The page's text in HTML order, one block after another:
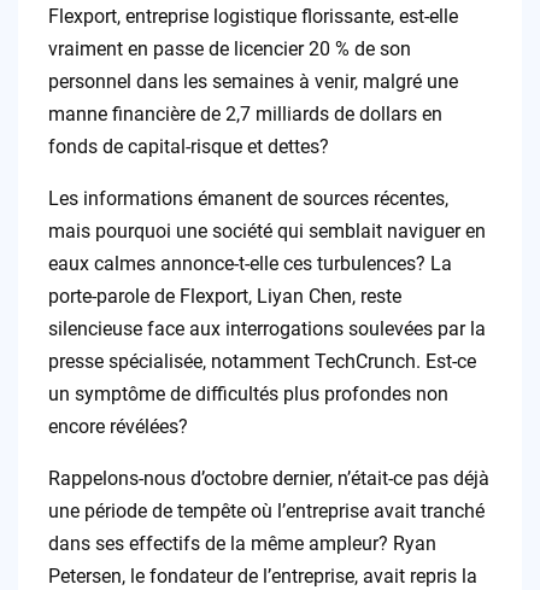
Flexport, entreprise logistique florissante, est-elle
vraiment en passe de licencier 20 % de son
personnel dans les semaines à venir, malgré une
manne financière de 2,7 milliards de dollars en
fonds de capital-risque et dettes?
Les informations émanent de sources récentes,
mais pourquoi une société qui semblait naviguer en
eaux calmes annonce-t-elle ces turbulences? La
porte-parole de Flexport, Liyan Chen, reste
silencieuse face aux interrogations soulevées par la
presse spécialisée, notamment TechCrunch. Est-ce
un symptôme de difficultés plus profondes non
encore révélées?
Rappelons-nous d’octobre dernier, n’était-ce pas déjà
une période de tempête où l’entreprise avait tranché
dans ses effectifs de la même ampleur? Ryan
Petersen, le fondateur de l’entreprise, avait repris la